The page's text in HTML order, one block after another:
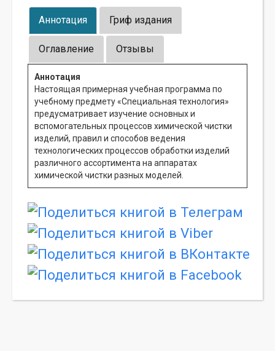
Аннотация Гриф издания
Оглавление Отзывы
Аннотация
Настоящая примерная учебная программа по
учебному предмету «Специальная технология»
предусматривает изучение основных и
вспомогательных процессов химической чистки
изделий, правил и способов ведения
технологических процессов обработки изделий
различного ассортимента на аппаратах
химической чистки разных моделей.